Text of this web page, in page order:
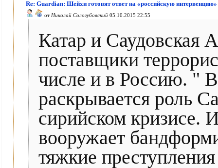
Re: Guardian: Шейхи готовят ответ на «российскую
от Николай Сологубовский 05.10.2015 22:55
Катар и Саудовская
поставщики
числе и в Россию. "
раскрывается роль
сирийском кризисе.
вооружает
тяжкие